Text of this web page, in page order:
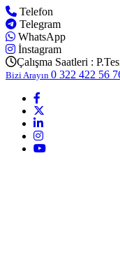
Telefon
Telegram
WhatsApp
İnstagram
Çalışma Saatleri :
Bizi Arayın 0 322 422 56